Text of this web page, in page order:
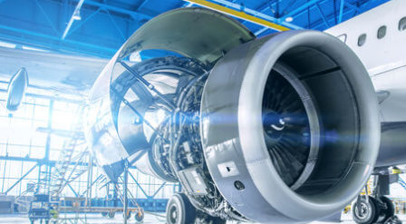
Gewerbeflächenportale in NRW
PrimeSite Rhein Region
newPark - Visions find space
Wirtschaftsregionen in NRW